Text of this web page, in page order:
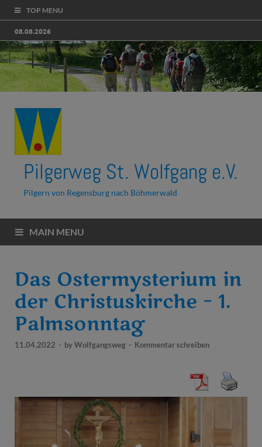
TOP MENU
08.08.2026
Pilgerweg St. Wolfgang e.V.
Pilgern von Regensburg nach Böhmerwald
MAIN MENU
Das Ostermysterium in
der Christuskirche – 1.
Palmsonntag
11.04.2022 - byWolfgangsweg - Kommentar schreiben